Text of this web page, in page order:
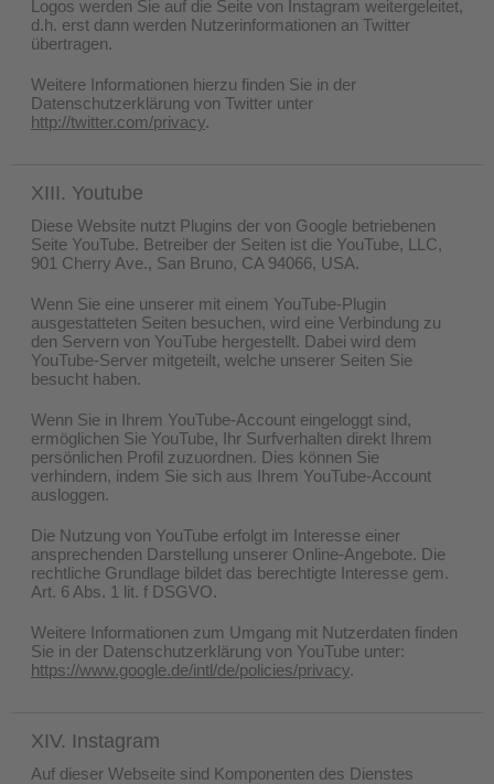
Logos werden Sie auf die Seite von Instagram weitergeleitet,
d.h. erst dann werden Nutzerinformationen an Twitter
übertragen.
Weitere Informationen hierzu finden Sie in der
Datenschutzerklärung von Twitter unter
http://twitter.com/privacy.
XIII. Youtube
Diese Website nutzt Plugins der von Google betriebenen
Seite YouTube. Betreiber der Seiten ist die YouTube, LLC,
901 Cherry Ave., San Bruno, CA 94066, USA.
Wenn Sie eine unserer mit einem YouTube-Plugin
ausgestatteten Seiten besuchen, wird eine Verbindung zu
den Servern von YouTube hergestellt. Dabei wird dem
YouTube-Server mitgeteilt, welche unserer Seiten Sie
besucht haben.
Wenn Sie in Ihrem YouTube-Account eingeloggt sind,
ermöglichen Sie YouTube, Ihr Surfverhalten direkt Ihrem
persönlichen Profil zuzuordnen. Dies können Sie
verhindern, indem Sie sich aus Ihrem YouTube-Account
ausloggen.
Die Nutzung von YouTube erfolgt im Interesse einer
ansprechenden Darstellung unserer Online-Angebote. Die
rechtliche Grundlage bildet das berechtigte Interesse gem.
Art. 6 Abs. 1 lit. f DSGVO.
Weitere Informationen zum Umgang mit Nutzerdaten finden
Sie in der Datenschutzerklärung von YouTube unter:
https://www.google.de/intl/de/policies/privacy.
XIV. Instagram
Auf dieser Webseite sind Komponenten des Dienstes